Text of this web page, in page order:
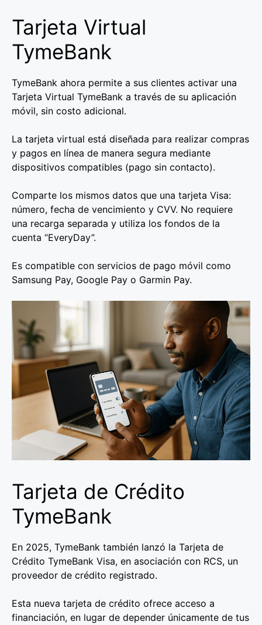
Tarjeta Virtual
TymeBank
TymeBank ahora permite a sus clientes activar una
Tarjeta Virtual TymeBank a través de su aplicación
móvil, sin costo adicional.
La tarjeta virtual está diseñada para realizar compras
y pagos en línea de manera segura mediante
dispositivos compatibles (pago sin contacto).
Comparte los mismos datos que una tarjeta Visa:
número, fecha de vencimiento y CVV. No requiere
una recarga separada y utiliza los fondos de la
cuenta “EveryDay”.
Es compatible con servicios de pago móvil como
Samsung Pay, Google Pay o Garmin Pay.
Tarjeta de Crédito
TymeBank
En 2025, TymeBank también lanzó la Tarjeta de
Crédito TymeBank Visa, en asociación con RCS, un
proveedor de crédito registrado.
Esta nueva tarjeta de crédito ofrece acceso a
financiación, en lugar de depender únicamente de tus